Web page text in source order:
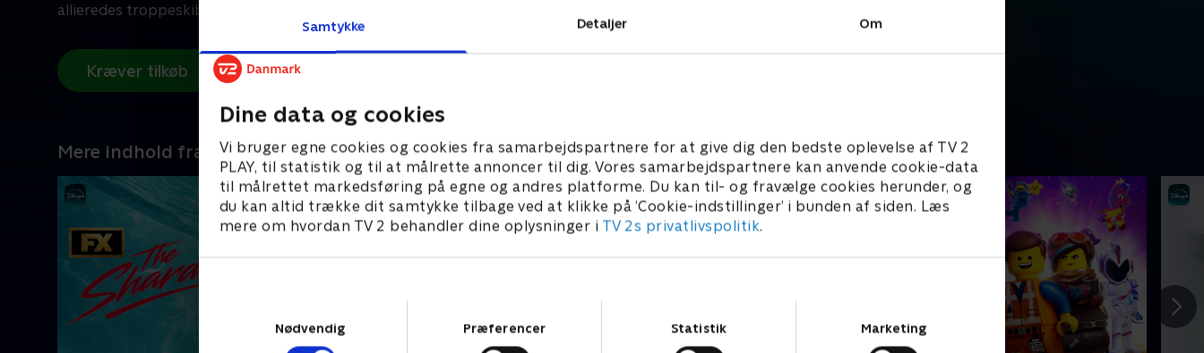
Samtykke Detaljer Om
Dine data og cookies
Vi bruger egne cookies og cookies fra samarbejdspartnere for at give dig den bedste oplevelse af TV 2
PLAY, til statistik og til at målrette annoncer til dig. Vores samarbejdspartnere kan anvende cookie-data
til målrettet markedsføring på egne og andres platforme. Du kan til- og fravælge cookies herunder, og
du kan altid trække dit samtykke tilbage ved at klikke på ’Cookie-indstillinger’ i bunden af siden. Læs
mere om hvordan TV 2 behandler dine oplysninger i TV 2s privatlivspolitik.
Nødvendig
Præferencer Statistik Marketing
allieredes troppeskib "Leopoldville" fra D-dagen, alle afslører de
Kræver tilkøb
Mere indhold fra Disney+